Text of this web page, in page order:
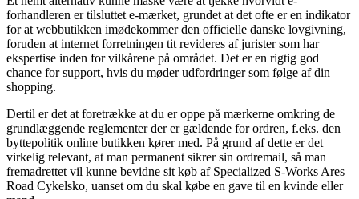
forhandleren er tilsluttet e-mærket, grundet at det ofte er en indikator
for at webbutikken imødekommer den officielle danske lovgivning,
foruden at internet forretningen tit revideres af jurister som har
ekspertise inden for vilkårene på området. Det er en rigtig god
chance for support, hvis du møder udfordringer som følge af din
shopping.
Dertil er det at foretrække at du er oppe på mærkerne omkring de
grundlæggende reglementer der er gældende for ordren, f.eks. den
byttepolitik online butikken kører med. På grund af dette er det
virkelig relevant, at man permanent sikrer sin ordremail, så man
fremadrettet vil kunne bevidne sit køb af Specialized S-Works Ares
Road Cykelsko, uanset om du skal købe en gave til en kvinde eller